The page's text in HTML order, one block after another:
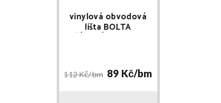
vinylová obvodová
lišta BOLTA
STŘÍBRNÁ 0865 délka
112 Kč/bm 89 Kč/bm